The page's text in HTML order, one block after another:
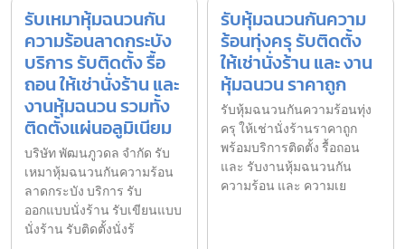
รับเหมาหุ้มฉนวนกัน
ความร้อนลาดกระบัง
บริการ รับติดตั้ง รื้อ
ถอน ให้เช่านั่งร้าน และ
งานหุ้มฉนวน รวมทั้ง
ติดตั้งแผ่นอลูมิเนียม
บริษัท พัฒนภูวดล จำกัด รับ
เหมาหุ้มฉนวนกันความร้อน
ลาดกระบัง บริการ รับ
ออกแบบนั่งร้าน รับเขียนแบบ
นั่งร้าน รับติดตั้งนั่งร้
รับหุ้มฉนวนกันความ
ร้อนทุ่งครุ รับติดตั้ง
ให้เช่านั่งร้าน และ งาน
หุ้มฉนวน ราคาถูก
รับหุ้มฉนวนกันความร้อนทุ่ง
ครุ ให้เช่านั่งร้านราคาถูก
พร้อมบริการติดตั้ง รื้อถอน
และ รับงานหุ้มฉนวนกัน
ความร้อน และ ความเย